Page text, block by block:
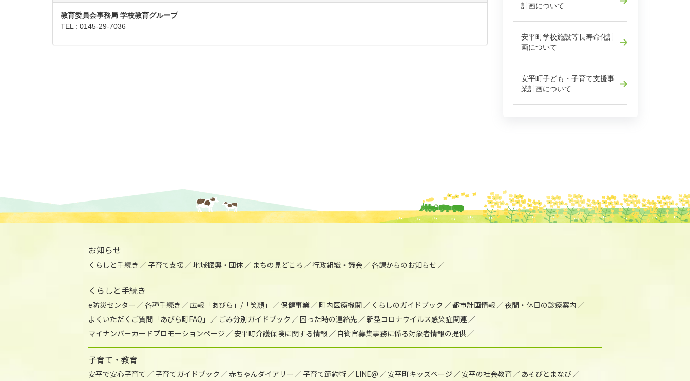
教育委員会事務局 学校教育グループ
TEL : 0145-29-7036
計画について
安平町学校施設等長寿命化計
画について
安平町子ども・子育て支援事
業計画について
お知らせ
くらしと手続き 子育て支援 地域振興・団体 まちの見どころ 行政組織・議会 各課からのお知らせ
くらしと手続き
e防災センター 各種手続き 広報「あびら」/「笑顔」 保健事業 町内医療機関 くらしのガイドブック 都市計画情報
夜間・休日の診療案内
よくいただくご質問「あびら町FAQ」
ごみ分別ガイドブック 困った時の連絡先
新型コロナウイルス感染症関連
マイナンバーカードプロモーションページ
安平町介護保険に関する情報 自衛官募集事務に係る対象者情報の提供
子育て・教育
安平で安心子育て 子育てガイドブック 赤ちゃんダイアリー 子育て節約術 LINE@ 安平町キッズページ 安平の社会教育
あそびとまなび